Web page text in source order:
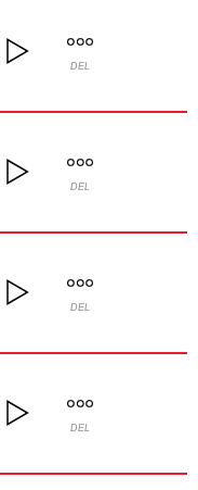
DEL
DEL
DEL
DEL